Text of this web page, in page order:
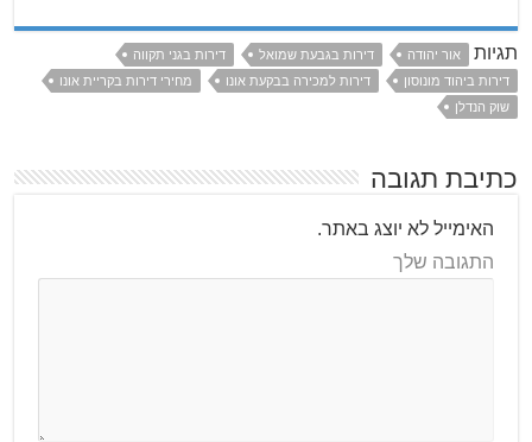
תגיות אור יהודה דירות בגבעת שמואל
דירות בגני תקווה
דירות ביהוד מונוסון
דירות למכירה בבקעת אונו
מחירי דירות בקריית אונו
שוק הנדלן
כתיבת תגובה
האימייל לא יוצג באתר.
התגובה שלך